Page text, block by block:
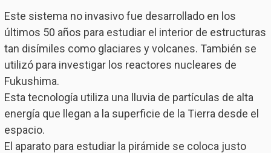
Este sistema no invasivo fue desarrollado en los
últimos 50 años para estudiar el interior de estructuras
tan disímiles como glaciares y volcanes. También se
utilizó para investigar los reactores nucleares de
Fukushima.
Esta tecnología utiliza una lluvia de partículas de alta
energía que llegan a la superficie de la Tierra desde el
espacio.
El aparato para estudiar la pirámide se coloca justo